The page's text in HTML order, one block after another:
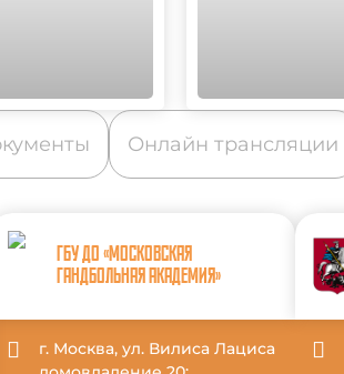
Онлайн трансляции
ГБУ ДО «МОСКОВСКАЯ
ГАНДБОЛЬНАЯ АКАДЕМИЯ»
г. Москва, ул. Вилиса Лациса